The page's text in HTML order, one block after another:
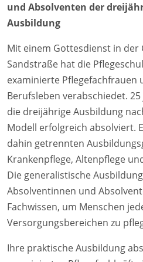
und Absolventen der
Ausbildung
Mit einem Gottesdienst in der
Sandstraße hat die
examinierte Pflegefachfrauen
Berufsleben verabschiedet.
die dreijährige Ausbildung
Modell erfolgreich absolviert.
dahin getrennten
Krankenpflege, Altenpflege
Die generalistische
Absolventinnen und
Fachwissen, um Menschen
Versorgungsbereichen zu
Ihre praktische Ausbildung